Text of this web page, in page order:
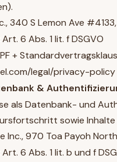
340 S Lemon Ave
Art. 6 Abs. 1 lit. f DSGVO
+
legal/privacy-policy
&
als Datenbank- und
sowie Inhalte
Inc., 970 Toa Payoh
Art. 6 Abs. 1 lit. b und f